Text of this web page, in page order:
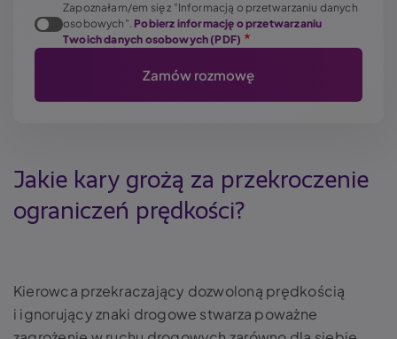
Zapoznałam/em się z "Informacją o przetwarzaniu danych
osobowych". Pobierz informację o przetwarzaniu
Twoich danych osobowych (PDF)
Jakie kary grożą za przekroczenie
ograniczeń prędkości?
Kierowca przekraczający dozwoloną prędkością
i ignorujący znaki drogowe stwarza poważne